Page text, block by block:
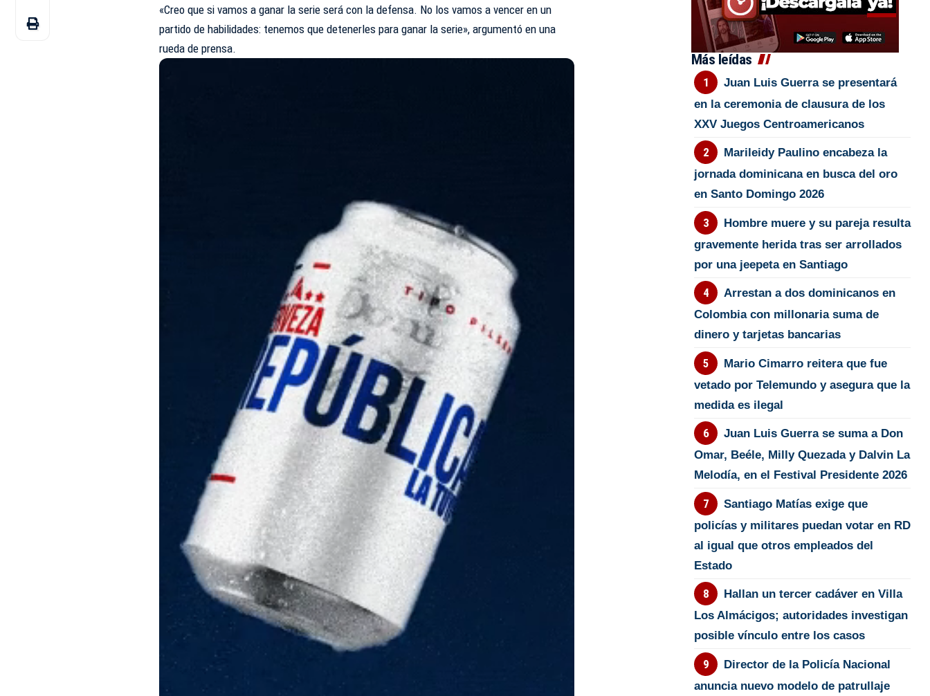
«Creo que si vamos a ganar la serie será con la defensa. No los vamos a vencer en un
partido de habilidades: tenemos que detenerles para ganar la serie», argumentó en una
rueda de prensa.
Más leídas
Juan Luis Guerra se presentará
en la ceremonia de clausura de los
XXV Juegos Centroamericanos
Marileidy Paulino encabeza la
jornada dominicana en busca del oro
en Santo Domingo 2026
Hombre muere y su pareja resulta
gravemente herida tras ser arrollados
por una jeepeta en Santiago
Arrestan a dos dominicanos en
Colombia con millonaria suma de
dinero y tarjetas bancarias
Mario Cimarro reitera que fue
vetado por Telemundo y asegura que la
medida es ilegal
Juan Luis Guerra se suma a Don
Omar, Beéle, Milly Quezada y Dalvin La
Melodía, en el Festival Presidente 2026
Santiago Matías exige que
policías y militares puedan votar en RD
al igual que otros empleados del
Estado
Hallan un tercer cadáver en Villa
Los Almácigos; autoridades investigan
posible vínculo entre los casos
Director de la Policía Nacional
anuncia nuevo modelo de patrullaje